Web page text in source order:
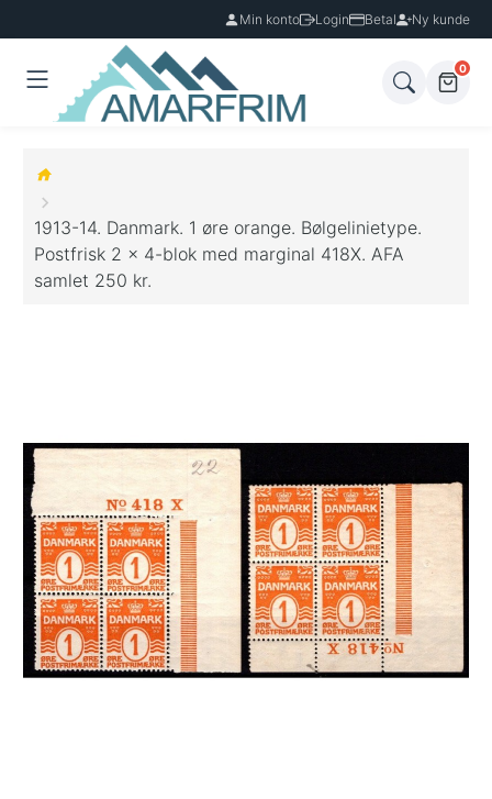
Min konto Login Betal Ny kunde
0
1913-14. Danmark. 1 øre orange. Bølgelinietype.
Postfrisk 2 x 4-blok med marginal 418X. AFA
samlet 250 kr.